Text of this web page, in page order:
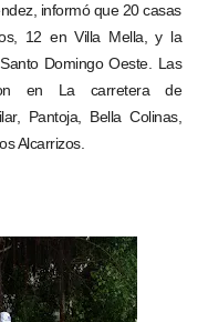
informó que 20 casas
12 en Villa Mella, y la
Domingo Oeste. Las
en La carretera de
Pantoja, Bella Colinas,
Alcarrizos.